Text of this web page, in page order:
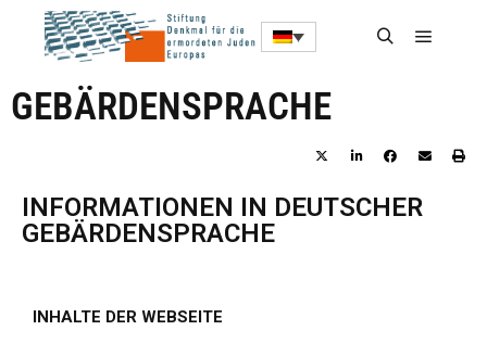
GEBÄRDENSPRACHE
INFORMATIONEN IN DEUTSCHER
GEBÄRDENSPRACHE
INHALTE DER WEBSEITE